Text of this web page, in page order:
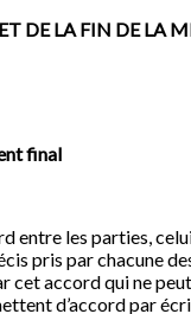
DE LA FIN DE LA
final
entre les parties,
pris par chacune
accord qui ne
d’accord par